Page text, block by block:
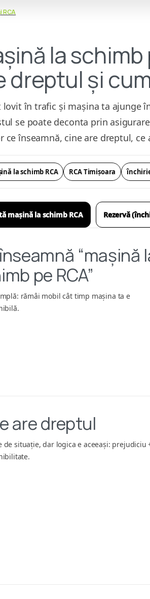
RCA
la
dreptul și
lovit în trafic și mașina ta ajunge
se poate deconta prin
ce înseamnă, cine are dreptul, ce
la schimb RCA RCA Timișoara
mașină la schimb RCA Rezervă
“mașină
pe RCA”
rămâi mobil cât timp mașina ta e
are dreptul
de situație, dar logica e aceeași: prejudiciu